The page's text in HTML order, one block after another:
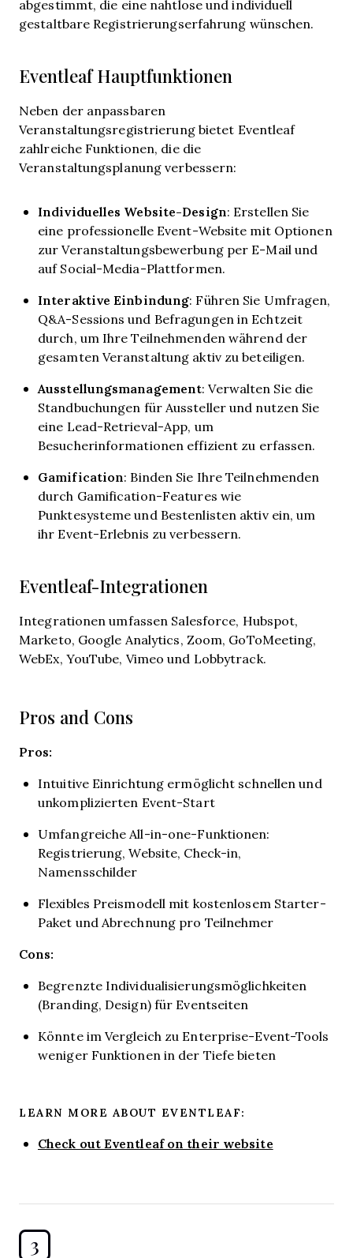
abgestimmt, die eine nahtlose und individuell
gestaltbare Registrierungserfahrung wünschen.
Eventleaf Hauptfunktionen
Neben der anpassbaren
Veranstaltungsregistrierung bietet Eventleaf
zahlreiche Funktionen, die die
Veranstaltungsplanung verbessern:
Individuelles Website-Design: Erstellen Sie
eine professionelle Event-Website mit Optionen
zur Veranstaltungsbewerbung per E-Mail und
auf Social-Media-Plattformen.
Interaktive Einbindung: Führen Sie Umfragen,
Q&A-Sessions und Befragungen in Echtzeit
durch, um Ihre Teilnehmenden während der
gesamten Veranstaltung aktiv zu beteiligen.
Ausstellungsmanagement: Verwalten Sie die
Standbuchungen für Aussteller und nutzen Sie
eine Lead-Retrieval-App, um
Besucherinformationen effizient zu erfassen.
Gamification: Binden Sie Ihre Teilnehmenden
durch Gamification-Features wie
Punktesysteme und Bestenlisten aktiv ein, um
ihr Event-Erlebnis zu verbessern.
Eventleaf-Integrationen
Integrationen umfassen Salesforce, Hubspot,
Marketo, Google Analytics, Zoom, GoToMeeting,
WebEx, YouTube, Vimeo und Lobbytrack.
Pros and Cons
Pros:
Intuitive Einrichtung ermöglicht schnellen und
unkomplizierten Event-Start
Umfangreiche All-in-one-Funktionen:
Registrierung, Website, Check-in,
Namensschilder
Flexibles Preismodell mit kostenlosem Starter-
Paket und Abrechnung pro Teilnehmer
Cons:
Begrenzte Individualisierungsmöglichkeiten
(Branding, Design) für Eventseiten
Könnte im Vergleich zu Enterprise-Event-Tools
weniger Funktionen in der Tiefe bieten
LEARN MORE ABOUT EVENTLEAF:
Check out Eventleaf on their website
3